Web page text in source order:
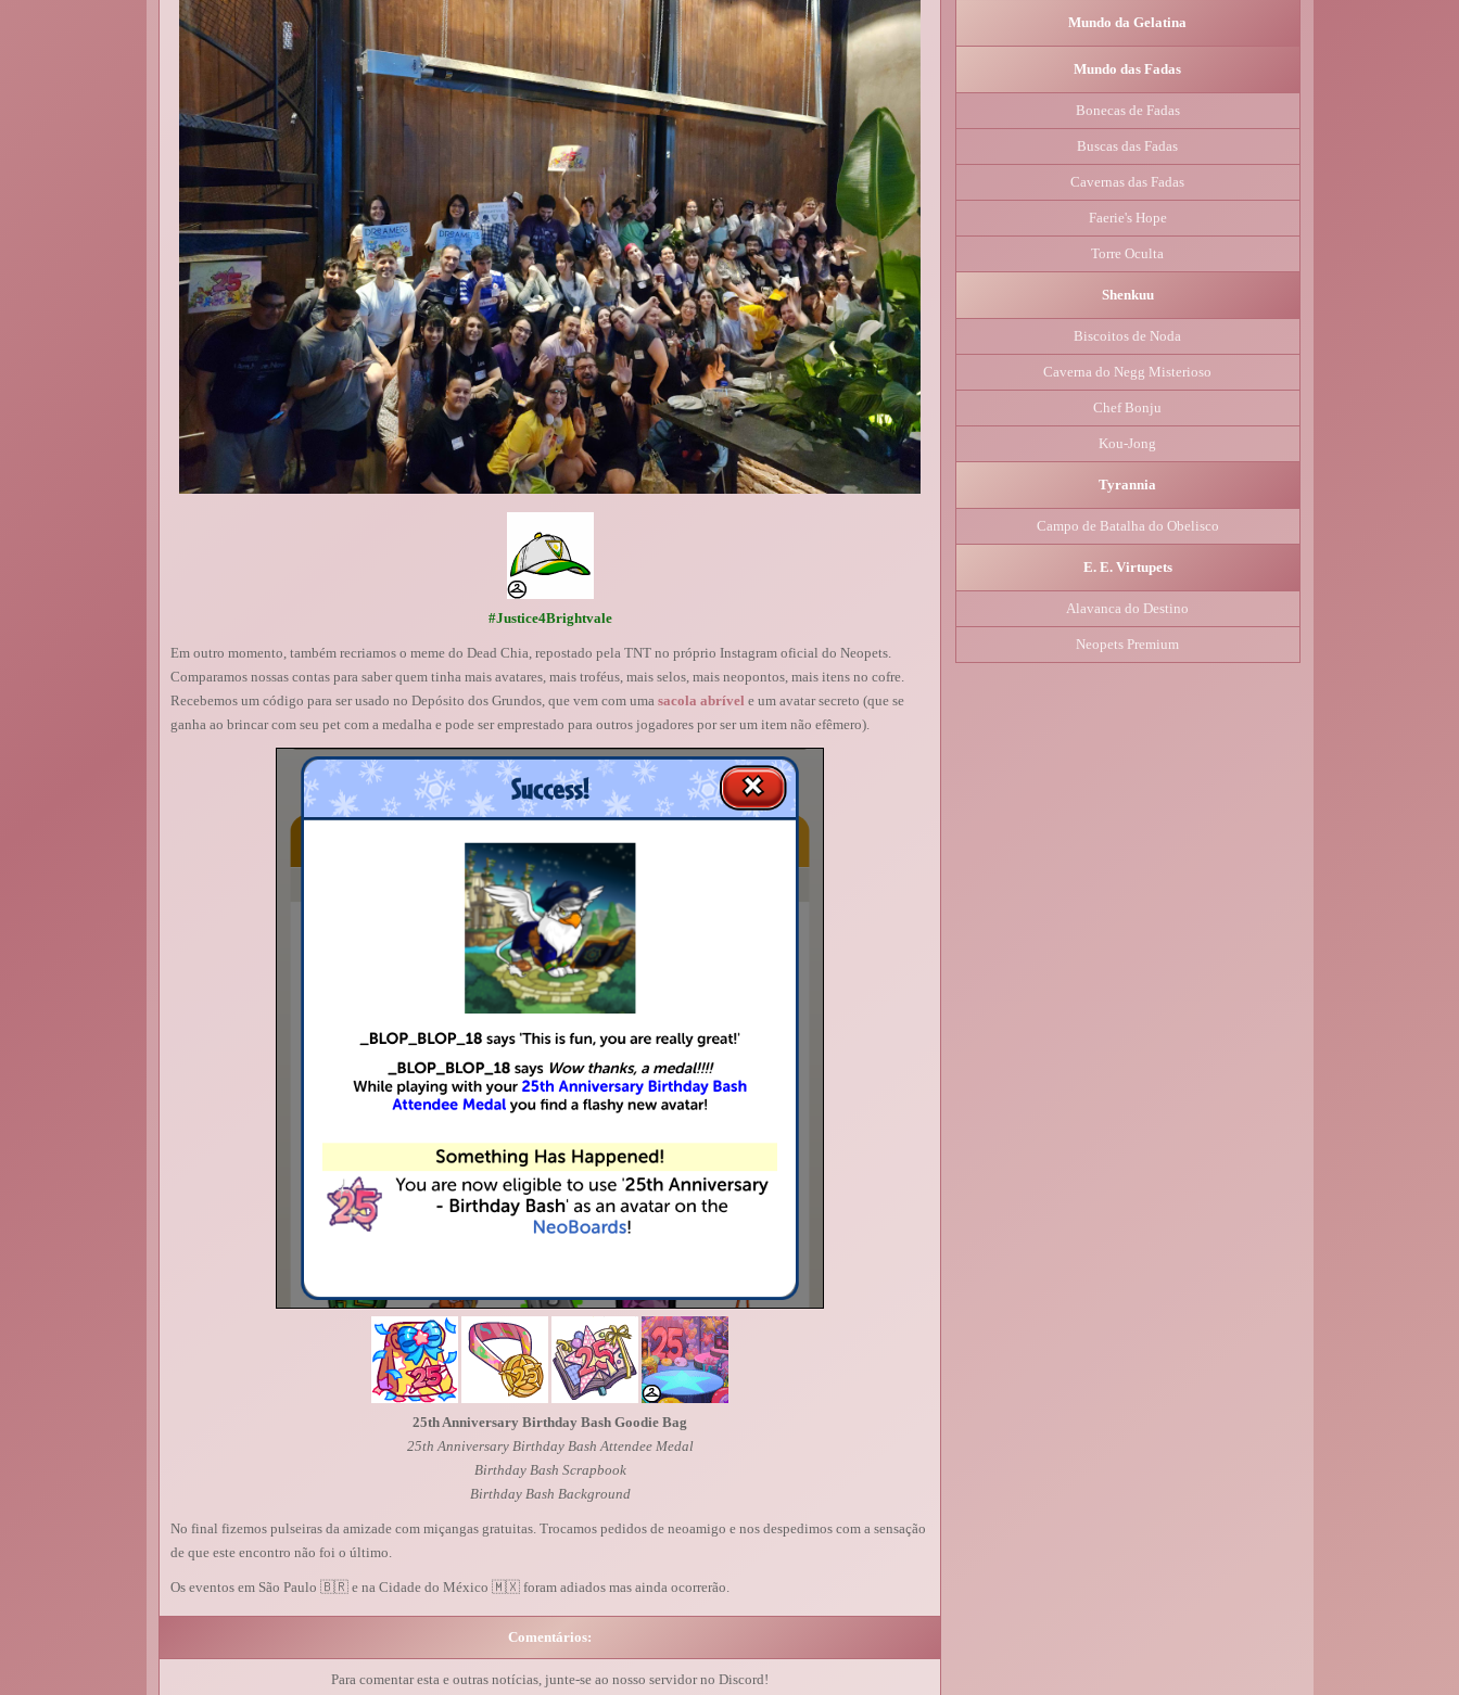
#Justice4Brightvale
Em outro momento, também recriamos o meme do Dead Chia, repostado pela TNT no próprio Instagram oficial do Neopets.
Comparamos nossas contas para saber quem tinha mais avatares, mais troféus, mais selos, mais neopontos, mais itens no cofre.
Recebemos um código para ser usado no Depósito dos Grundos, que vem com uma sacola abrível e um avatar secreto (que se
ganha ao brincar com seu pet com a medalha e pode ser emprestado para outros jogadores por ser um item não efêmero).
25th Anniversary Birthday Bash Goodie Bag
25th Anniversary Birthday Bash Attendee Medal
Birthday Bash Scrapbook
Birthday Bash Background
No final fizemos pulseiras da amizade com miçangas gratuitas. Trocamos pedidos de neoamigo e nos despedimos com a sensação
de que este encontro não foi o último.
Os eventos em São Paulo 🇧🇷 e na Cidade do México 🇲🇽 foram adiados mas ainda ocorrerão.
Comentários:
Para comentar esta e outras notícias, junte-se ao nosso servidor no Discord!
Mundo da Gelatina
Mundo das Fadas
Bonecas de Fadas
Buscas das Fadas
Cavernas das Fadas
Faerie's Hope
Torre Oculta
Shenkuu
Biscoitos de Noda
Caverna do Negg Misterioso
Chef Bonju
Kou-Jong
Tyrannia
Campo de Batalha do Obelisco
E. E. Virtupets
Alavanca do Destino
Neopets Premium